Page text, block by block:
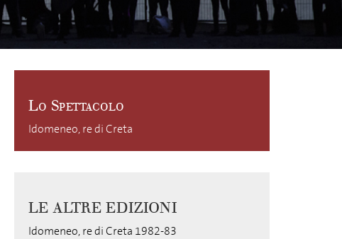
Lo Spettacolo
Idomeneo, re di Creta
LE ALTRE EDIZIONI
Idomeneo, re di Creta 1982-83